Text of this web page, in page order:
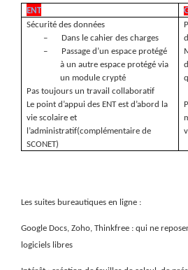
ENT
Sécurité des données
–
Dans le cahier des charges
–
Passage d’un espace protégé
à un autre espace protégé via
un module crypté
Pas toujours un travail collaboratif
Le point d’appui des ENT est d’abord la
vie scolaire et
l’administratif(complémentaire de
SCONET)
Les suites bureautiques en ligne :
Google Docs, Zoho, Thinkfree : qui ne
logiciels libres